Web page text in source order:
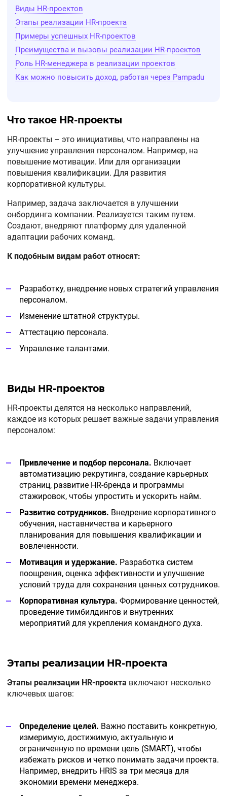
Виды HR-проектов
Этапы реализации HR-проекта
Примеры успешных HR-проектов
Преимущества и вызовы реализации HR-проектов
Роль HR-менеджера в реализации проектов
Как можно повысить доход, работая через Pampadu
Что такое HR-проекты
HR-проекты – это инициативы, что направлены на
улучшение управления персоналом. Например, на
повышение мотивации. Или для организации
повышения квалификации. Для развития
корпоративной культуры.
Например, задача заключается в улучшении
онбординга компании. Реализуется таким путем.
Создают, внедряют платформу для удаленной
адаптации рабочих команд.
К подобным видам работ относят:
Разработку, внедрение новых стратегий управления
персоналом.
Изменение штатной структуры.
Аттестацию персонала.
Управление талантами.
Виды HR-проектов
HR-проекты делятся на несколько направлений,
каждое из которых решает важные задачи управления
персоналом:
Привлечение и подбор персонала. Включает
автоматизацию рекрутинга, создание карьерных
страниц, развитие HR-бренда и программы
стажировок, чтобы упростить и ускорить найм.
Развитие сотрудников. Внедрение корпоративного
обучения, наставничества и карьерного
планирования для повышения квалификации и
вовлеченности.
Мотивация и удержание. Разработка систем
поощрения, оценка эффективности и улучшение
условий труда для сохранения ценных сотрудников.
Корпоративная культура. Формирование ценностей,
проведение тимбилдингов и внутренних
мероприятий для укрепления командного духа.
Этапы реализации HR-проекта
Этапы реализации HR-проекта включают несколько
ключевых шагов:
Определение целей. Важно поставить конкретную,
измеримую, достижимую, актуальную и
ограниченную по времени цель (SMART), чтобы
избежать рисков и четко понимать задачи проекта.
Например, внедрить HRIS за три месяца для
экономии времени менеджера.